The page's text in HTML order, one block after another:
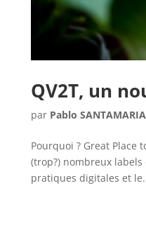
QV2T, un
par Pablo SANTAMARIA
Pourquoi ? Great Place
(trop?) nombreux
pratiques digitales et